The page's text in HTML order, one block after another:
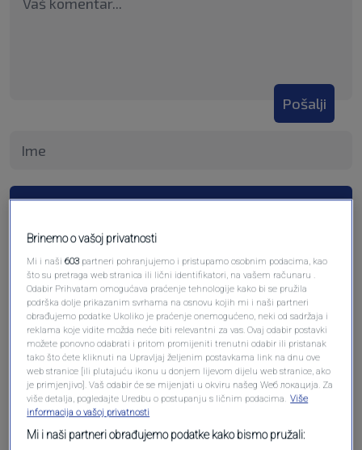
Pošalji
Pošalji komentar
Oglas
Brinemo o vašoj privatnosti
Mi i naši603 partneri pohranjujemo i pristupamo osobnim podacima, kao
što su pretraga web stranica ili lični identifikatori, na vašem računaru .
Odabir Prihvatam omogućava praćenje tehnologije kako bi se pružila
podrška dolje prikazanim svrhama na osnovu kojih mi i naši partneri
obrađujemo podatke Ukoliko je praćenje onemogućeno, neki od sadržaja i
reklama koje vidite možda neće biti relevantni za vas. Ovaj odabir postavki
možete ponovno odabrati i pritom promijeniti trenutni odabir ili pristanak
tako što ćete kliknuti na Upravljaj željenim postavkama link na dnu ove
web stranice [ili plutajuću ikonu u donjem lijevom dijelu web stranice, ako
je primjenjivo]. Vaš odabir će se mijenjati u okviru našeg Wеб локација. Za
više detalja, pogledajte Uredbu o postupanju s ličnim podacima. Više
informacija o vašoj privatnosti
Mi i naši partneri obrađujemo podatke kako bismo pružali: